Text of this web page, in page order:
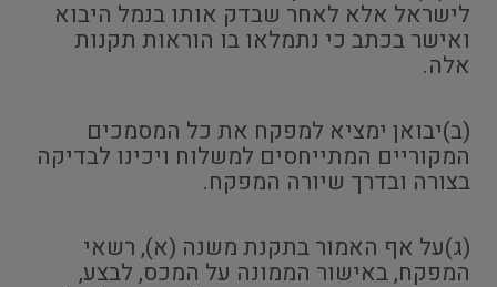
לישראל אלא לאחר שבדק אותו בנמל היבוא
ואישר בכתב כי נתמלאו בו הוראות תקנות
אלה.
(ב)יבואן ימציא למפקח את כל המסמכים
המקוריים המתייחסים למשלוח ויכינו לבדיקה
בצורה ובדרך שיורה המפקח.
(ג)על אף האמור בתקנת משנה (א), רשאי
המפקח, באישור הממונה על המכס, לבצע,